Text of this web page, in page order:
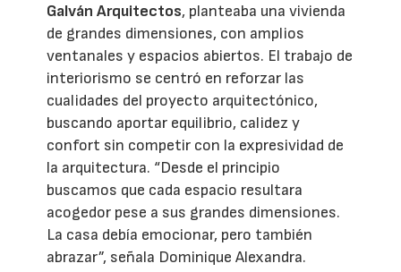
Galván Arquitectos, planteaba una vivienda
de grandes dimensiones, con amplios
ventanales y espacios abiertos. El trabajo de
interiorismo se centró en reforzar las
cualidades del proyecto arquitectónico,
buscando aportar equilibrio, calidez y
confort sin competir con la expresividad de
la arquitectura. “Desde el principio
buscamos que cada espacio resultara
acogedor pese a sus grandes dimensiones.
La casa debía emocionar, pero también
abrazar”, señala Dominique Alexandra.